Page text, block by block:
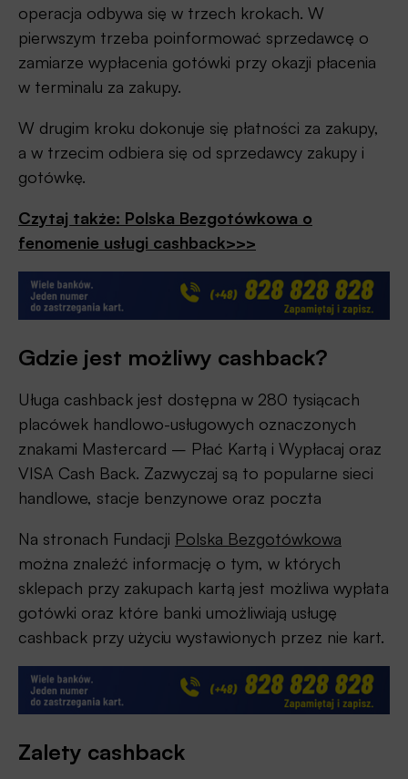
operacja odbywa się w trzech krokach. W
pierwszym trzeba poinformować sprzedawcę o
zamiarze wypłacenia gotówki przy okazji płacenia
w terminalu za zakupy.
W drugim kroku dokonuje się płatności za zakupy,
a w trzecim odbiera się od sprzedawcy zakupy i
gotówkę.
Czytaj także: Polska Bezgotówkowa o
fenomenie usługi cashback>>>
Gdzie jest możliwy cashback?
Uługa cashback jest dostępna w 280 tysiącach
placówek handlowo-usługowych oznaczonych
znakami Mastercard – Płać Kartą i Wypłacaj oraz
VISA Cash Back. Zazwyczaj są to popularne sieci
handlowe, stacje benzynowe oraz poczta
Na stronach Fundacji Polska Bezgotówkowa
można znaleźć informację o tym, w których
sklepach przy zakupach kartą jest możliwa wypłata
gotówki oraz które banki umożliwiają usługę
cashback przy użyciu wystawionych przez nie kart.
Zalety cashback